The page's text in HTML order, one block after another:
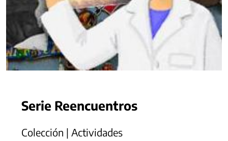
Serie Reencuentros
Colección | Actividades